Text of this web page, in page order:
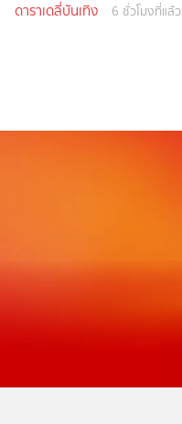
ดาราเดลี่บันเทิง 6 ชั่วโมงที่แล้ว